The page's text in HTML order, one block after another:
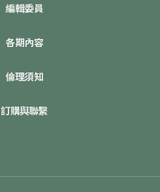
編輯委員
各期內容
倫理須知
訂購與聯繫